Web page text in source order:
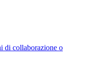
di collaborazione o